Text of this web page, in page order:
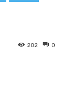
0
202